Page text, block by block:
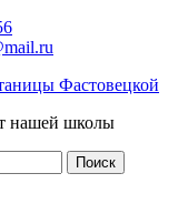
Фастовецкой
нашей школы